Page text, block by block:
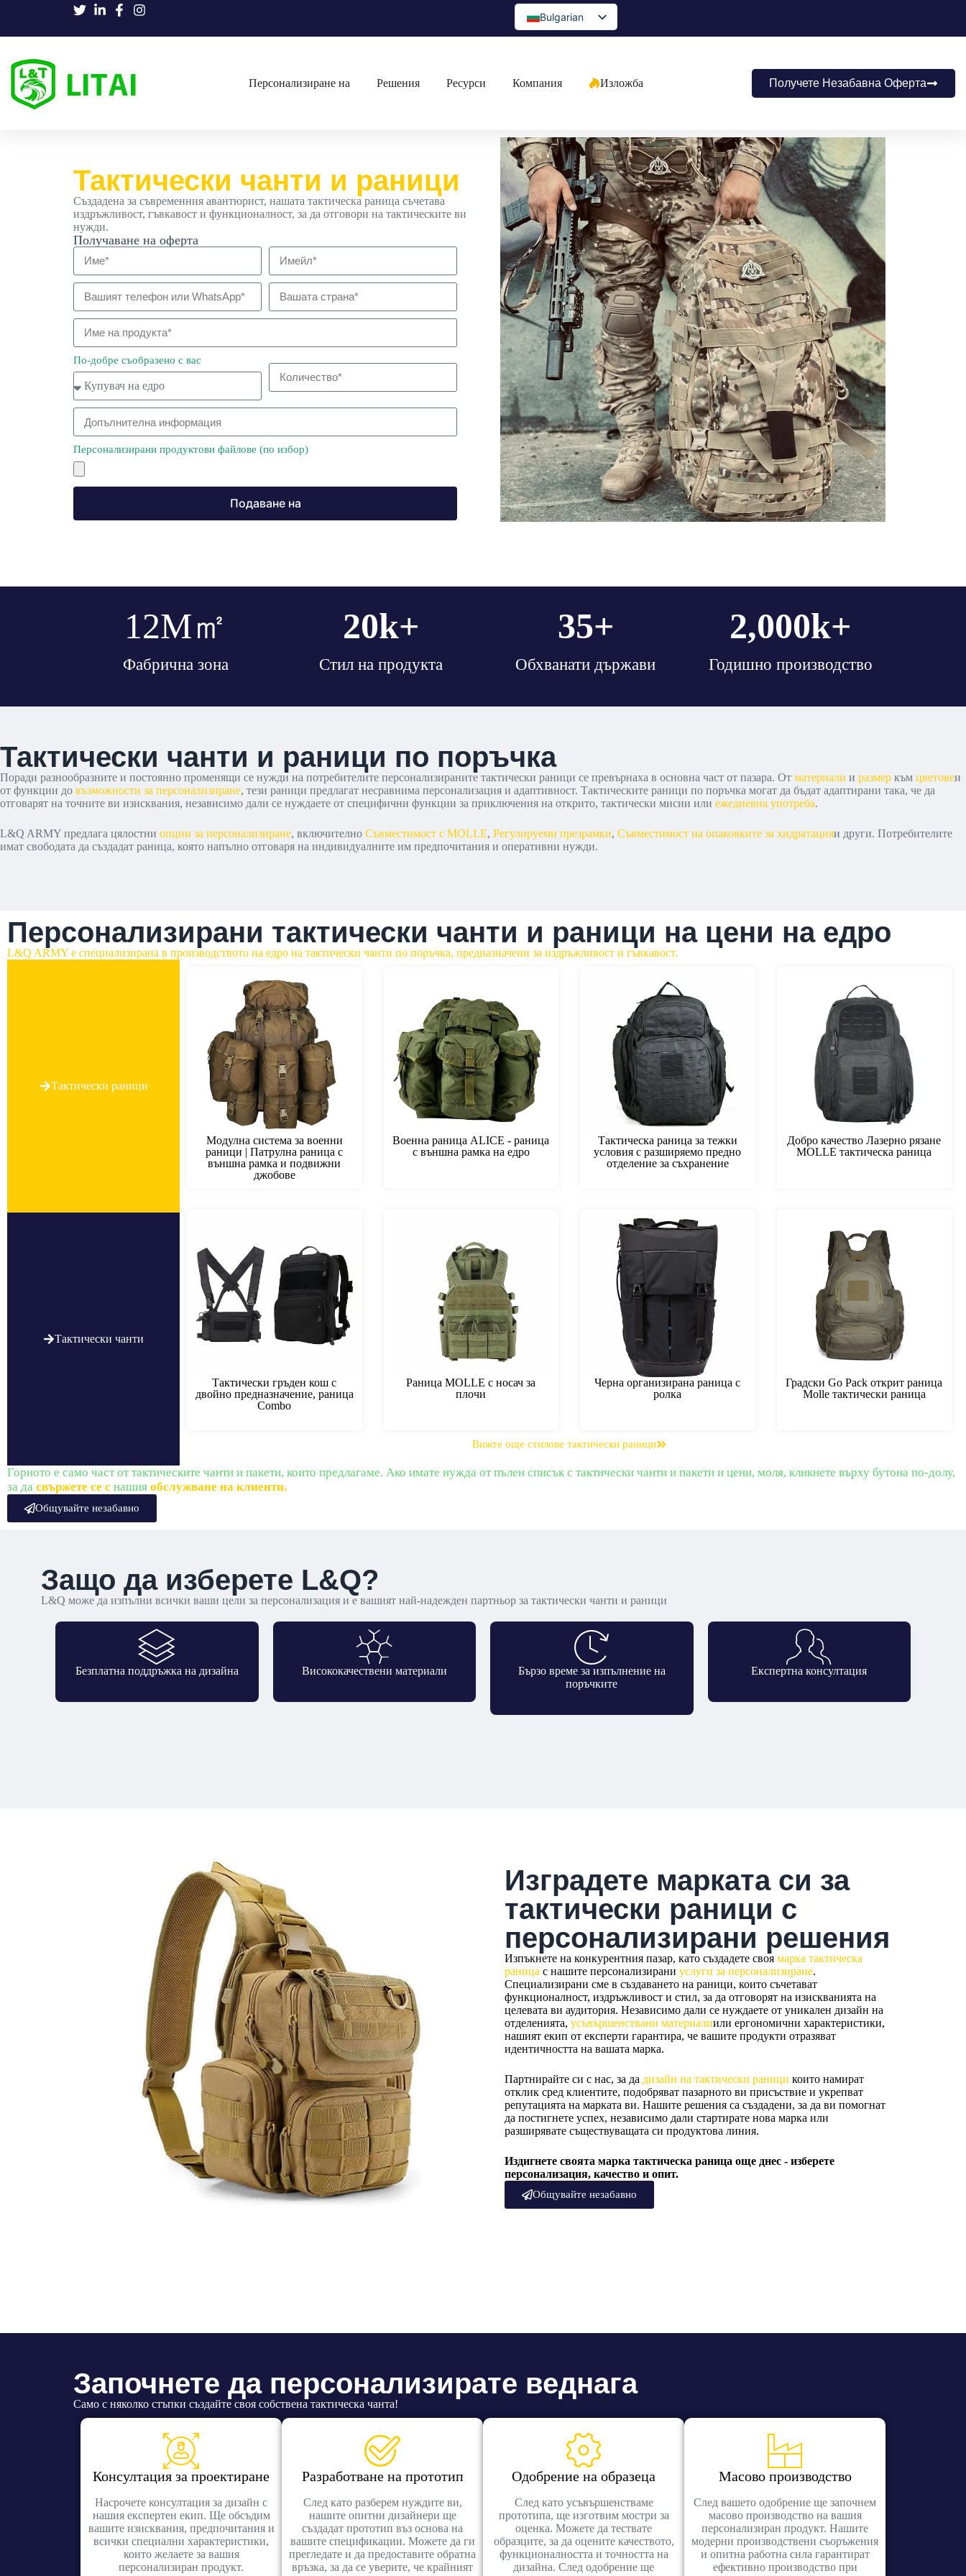
Bulgarian
English
Portuguese
French
German
Japanese
Russian
Greek
Czech
Romanian
Ukrainian
Finnish
Korean
Swedish
Indonesian
Italian
Lithuanian
Turkish
Персонализиране на Решения Ресурси Компания Изложба Получете Незабавна Оферта
Тактически чанти и раници
Създадена за съвременния авантюрист, нашата тактическа раница съчетава
издръжливост, гъвкавост и функционалност, за да отговори на тактическите ви
нужди.
Получаване на оферта
По-добре съобразено с вас
Персонализирани продуктови файлове (по избор)
Подаване на
Фабрична зона
12M㎡
Стил на продукта
20k+
Обхванати държави
35+
Годишно производство
2,000k+
Тактически чанти и раници по поръчка
Поради разнообразните и постоянно променящи се нужди на потребителите персонализираните тактически раници се превърнаха в основна част от пазара. От материали и размер към цветовеи
от функции до възможности за персонализиране, тези раници предлагат несравнима персонализация и адаптивност. Тактическите раници по поръчка могат да бъдат адаптирани така, че да
отговарят на точните ви изисквания, независимо дали се нуждаете от специфични функции за приключения на открито, тактически мисии или ежедневна употреба.
L&Q ARMY предлага цялостни опции за персонализиране, включително Съвместимост с MOLLE, Регулируеми презрамки, Съвместимост на опаковките за хидратацияи други. Потребителите
имат свободата да създадат раница, която напълно отговаря на индивидуалните им предпочитания и оперативни нужди.
Персонализирани тактически чанти и раници на цени на едро
L&Q ARMY е специализирана в производството на едро на тактически чанти по поръчка, предназначени за издръжливост и гъвкавост.
Тактически раници
Тактически чанти
Модулна система за военни
раници | Патрулна раница с
външна рамка и подвижни
джобове
Военна раница ALICE - раница
с външна рамка на едро
Тактическа раница за тежки
условия с разширяемо предно
отделение за съхранение
Добро качество Лазерно рязане
MOLLE тактическа раница
Тактически гръден кош с
двойно предназначение, раница
Combo
Раница MOLLE с носач за
плочи
Черна организирана раница с
ролка
Градски Go Pack открит раница
Molle тактически раница
Вижте още стилове тактически раници
Горното е само част от тактическите чанти и пакети, които предлагаме. Ако имате нужда от пълен списък с тактически чанти и пакети и цени, моля, кликнете върху бутона по-долу,
за да свържете се с нашия обслужване на клиенти.
Общувайте незабавно
Защо да изберете L&Q?
L&Q може да изпълни всички ваши цели за персонализация и е вашият най-надежден партньор за тактически чанти и раници
Безплатна поддръжка на дизайна Висококачествени материали
Бързо време за изпълнение на
поръчките
Експертна консултация
Изградете марката си за
тактически раници с
персонализирани решения
Изпъкнете на конкурентния пазар, като създадете своя марка тактическа
раница с нашите персонализирани услуги за персонализиране.
Специализирани сме в създаването на раници, които съчетават
функционалност, издръжливост и стил, за да отговорят на изискванията на
целевата ви аудитория. Независимо дали се нуждаете от уникален дизайн на
отделенията, усъвършенствани материалиили ергономични характеристики,
нашият екип от експерти гарантира, че вашите продукти отразяват
идентичността на вашата марка.
Партнирайте си с нас, за да дизайн на тактически раници които намират
отклик сред клиентите, подобряват пазарното ви присъствие и укрепват
репутацията на марката ви. Нашите решения са създадени, за да ви помогнат
да постигнете успех, независимо дали стартирате нова марка или
разширявате съществуващата си продуктова линия.
Издигнете своята марка тактическа раница още днес - изберете
персонализация, качество и опит.
Общувайте незабавно
Започнете да персонализирате веднага
Само с няколко стъпки създайте своя собствена тактическа чанта!
Консултация за проектиране
Насрочете консултация за дизайн с
нашия експертен екип. Ще обсъдим
вашите изисквания, предпочитания и
всички специални характеристики,
които желаете за вашия
персонализиран продукт.
Разработване на прототип
След като разберем нуждите ви,
нашите опитни дизайнери ще
създадат прототип въз основа на
вашите спецификации. Можете да ги
прегледате и да предоставите обратна
връзка, за да се уверите, че крайният
Одобрение на образеца
След като усъвършенстваме
прототипа, ще изготвим мостри за
оценка. Можете да тествате
образците, за да оцените качеството,
функционалността и точността на
дизайна. След одобрение ще
Масово производство
След вашето одобрение ще започнем
масово производство на вашия
персонализиран продукт. Нашите
модерни производствени съоръжения
и опитна работна сила гарантират
ефективно производство при